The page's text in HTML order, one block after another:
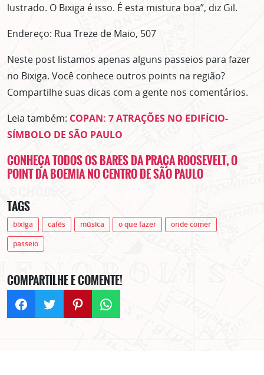
lustrado. O Bixiga é isso. É esta mistura boa”, diz Gil.
Endereço: Rua Treze de Maio, 507
Neste post listamos apenas alguns passeios para fazer
no Bixiga. Você conhece outros points na região?
Compartilhe suas dicas com a gente nos comentários.
Leia também: COPAN: 7 ATRAÇÕES NO EDIFÍCIO-
SÍMBOLO DE SÃO PAULO
CONHEÇA TODOS OS BARES DA PRAÇA ROOSEVELT, O
POINT DA BOEMIA NO CENTRO DE SÃO PAULO
TAGS
bixiga cafés música o que fazer
onde comer
passeio
COMPARTILHE E COMENTE!